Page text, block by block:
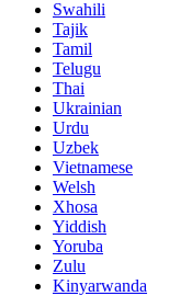
Swahili
Tajik
Tamil
Telugu
Thai
Ukrainian
Urdu
Uzbek
Vietnamese
Welsh
Xhosa
Yiddish
Yoruba
Zulu
Kinyarwanda